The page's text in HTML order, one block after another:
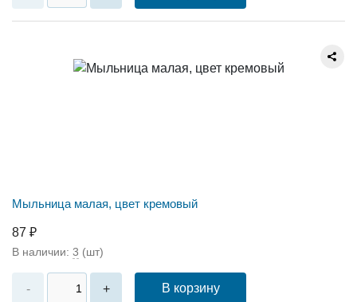
Мыльница малая, цвет кремовый
87 ₽
В наличии: 3 (шт)
- + В корзину